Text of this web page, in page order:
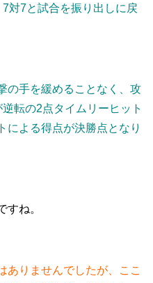
対7と試合を振り出しに戻
の手を緩めることなく、攻
転の2点タイムリーヒット
による得点が決勝点となり
すね。
ありませんでしたが、ここ